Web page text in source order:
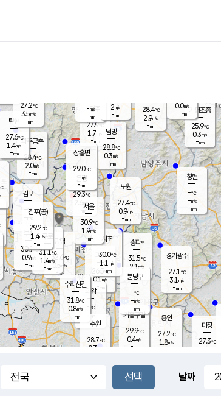
양주
27.9℃
1.7
-mm
과천
26.5℃
0.1m/s
- mm
-mm
용인
27.2℃
1.8m/s
경기광주
27.1℃
3.1 m/s
-mm
파주금촌
28.4℃
2.0m/s
-mm
가평조종
25.9℃
0.3m/s
-mm
28.4℃
2.9m/s
-mm
창현
-℃
-m/s
-mm
탄현
27.6℃
1.4m/s
-mm
0.0m/s
-mm
마장
27.3℃
의왕
- ℃
m/s
mm
김포
- ℃
-m/s
mm
광명
32.6 ℃
0.5 m/s
-mm
부천
30.9℃
0.9m/s
-mm
구로
31.1℃
1.4m/s
-mm
은평
29.3℃
2.6 m/s
- mm
노원
27.4℃
0.9m/s
-mm
송파*
31.5℃
2.1 m/s
-mm
서초
30.0℃
1.1 m/s
-mm
남방
28.8℃
0.3m/s
-mm
기흥구갈
29.9℃
0.4m/s
-
수리산길
31.8℃
0.8m/s
-mm
분당구
-℃
-m/s
-mm
장흥면
29.0℃
-m/s
-mm
-m/s
-mm
김포(공)
29.2℃
1.4m/s
-mm
수원
28.7℃
0.3 m/s
서울
30.9℃
1.9m/s
-mm
27.2℃
3.5m/s
-mm
2m/s
-mm
날짜